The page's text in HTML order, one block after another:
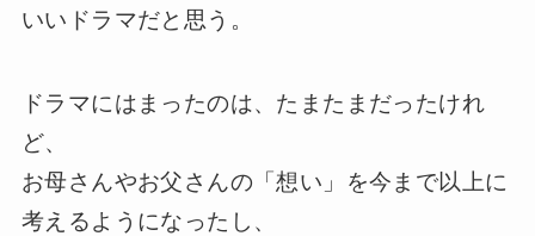
いいドラマだと思う。
ドラマにはまったのは、たまたまだったけれ
ど、
お母さんやお父さんの「想い」を今まで以上に
考えるようになったし、